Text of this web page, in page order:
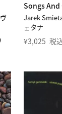
Jarek
ェタナ
Songs
¥3,025 税